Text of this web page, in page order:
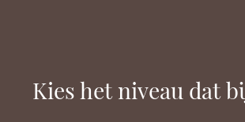
Kies het niveau dat